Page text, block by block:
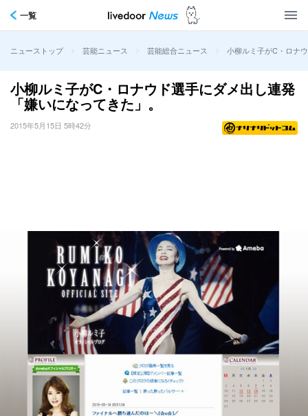
一覧
ニューストップ > 芸能ニュース > 芸能総合ニュース > 小柳ルミ子がC・ロナ
小柳ルミ子がC・ロナウド選手にダメ出し連発
「嫌いになってきた」。
2015年5月15日 5時42分